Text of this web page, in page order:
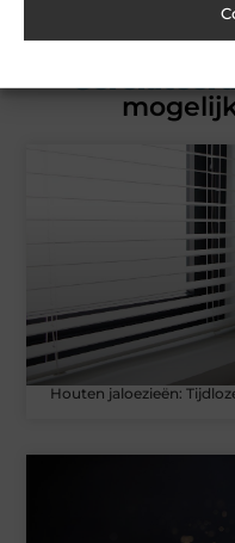
Houten jaloezieën: